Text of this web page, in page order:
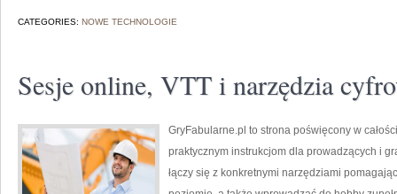
CATEGORIES: NOWE TECHNOLOGIE
Sesje online, VTT i narzędzia
GryFabularne.pl to strona poświęcony w
praktycznym instrukcjom dla prowadzących i
łączy się z konkretnymi narzędziami